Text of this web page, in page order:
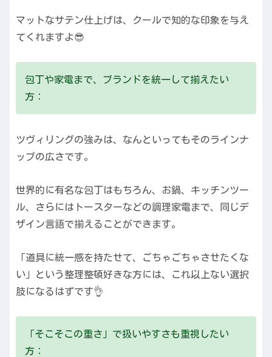
マットなサテン仕上げは、クールで知的な印象を与え
てくれますよ😎
包丁や家電まで、ブランドを統一して揃えたい
方：
ツヴィリングの強みは、なんといってもそのラインナ
ップの広さです。
世界的に有名な包丁はもちろん、お鍋、キッチンツー
ル、さらにはトースターなどの調理家電まで、同じデ
ザイン言語で揃えることができます。
「道具に統一感を持たせて、ごちゃごちゃさせたくな
い」という整理整頓好きな方には、これ以上ない選択
肢になるはずです👌
「そこそこの重さ」で扱いやすさも重視したい
方：